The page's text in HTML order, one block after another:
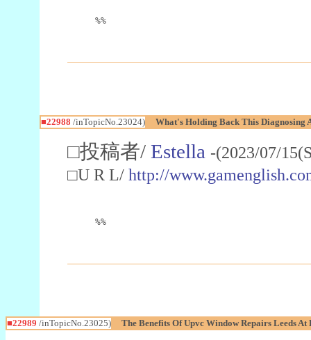
%%
■22988 /inTopicNo.23024) What's Holding Back This Diagnosing
□投稿者/ Estella -(2023/07/
□U R L/ http://
%%
■22989 /inTopicNo.23025) The Benefits Of Upvc Window Repairs Leeds